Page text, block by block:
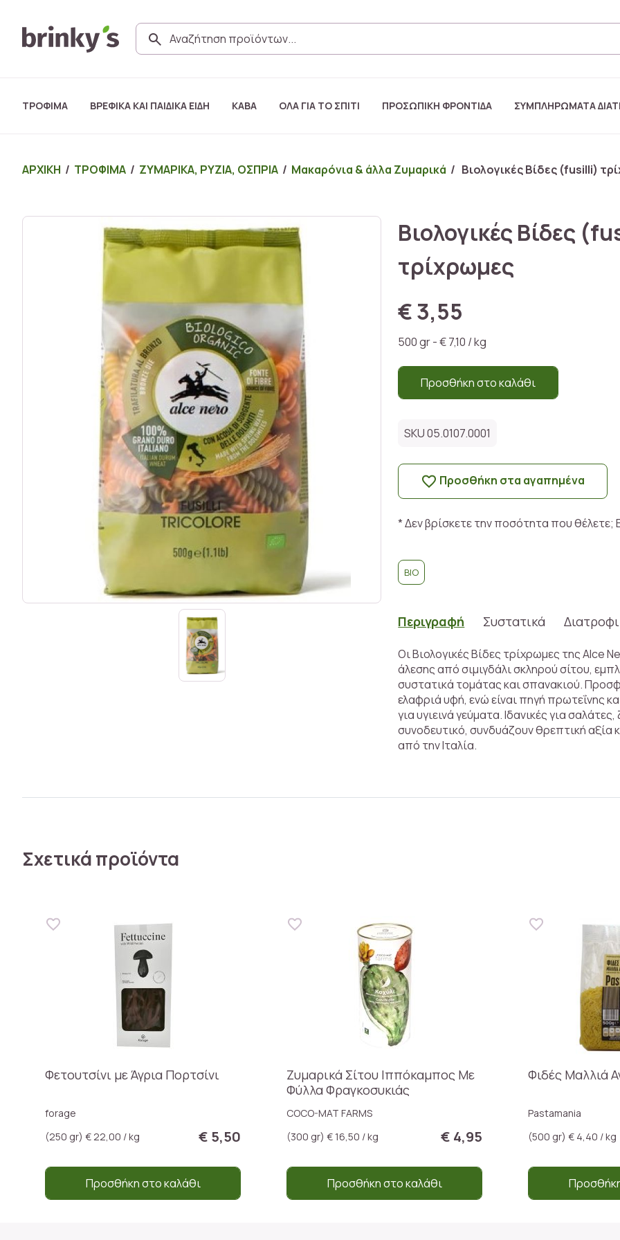
ΤΡΟΦΙΜΑ ΒΡΕΦΙΚΑ ΚΑΙ ΠΑΙΔΙΚΑ ΕΙΔΗ ΚΑΒΑ ΟΛΑ ΓΙΑ ΤΟ ΣΠΙΤΙ ΠΡΟΣΩΠΙΚΗ ΦΡΟΝΤΙΔΑ ΣΥΜΠΛΗΡΩΜΑΤΑ
ΑΡΧΙΚΗ / ΤΡΟΦΙΜΑ / ΖΥΜΑΡΙΚΑ, ΡΥΖΙΑ, ΟΣΠΡΙΑ / Μακαρόνια & άλλα Ζυμαρικά / Βιολογικές Βίδες (fusilli)
Βιολογικές Βίδες
τρίχρωμες
€ 3,55
500 gr - € 7,10 / kg
Προσθήκη στο καλάθι
SKU 05.0107.0001
Προσθήκη στα αγαπημένα
* Δεν βρίσκετε την ποσότητα που θέλετε;
BIO
Περιγραφή Συστατικά
Οι Βιολογικές Βίδες τρίχρωμες της Alce
άλεσης από σιμιγδάλι σκληρού σίτου,
συστατικά τομάτας και σπανακιού.
ελαφριά υφή, ενώ είναι πηγή πρωτεΐνης
για υγιεινά γεύματα. Ιδανικές για
συνοδευτικό, συνδυάζουν θρεπτική αξία
από την Ιταλία.
Σχετικά προϊόντα
Φετουτσίνι με Άγρια Πορτσίνι
forage
(250 gr) € 22,00 / kg
€ 5,50
Προσθήκη στο καλάθι
Ζυμαρικά Σίτου Ιππόκαμπος Με
Φύλλα Φραγκοσυκιάς
COCO-MAT FARMS
(300 gr) € 16,50 / kg
€ 4,95
Προσθήκη στο καλάθι
Φιδές Μαλλιά
Pastamania
(500 gr) € 4,40 / kg